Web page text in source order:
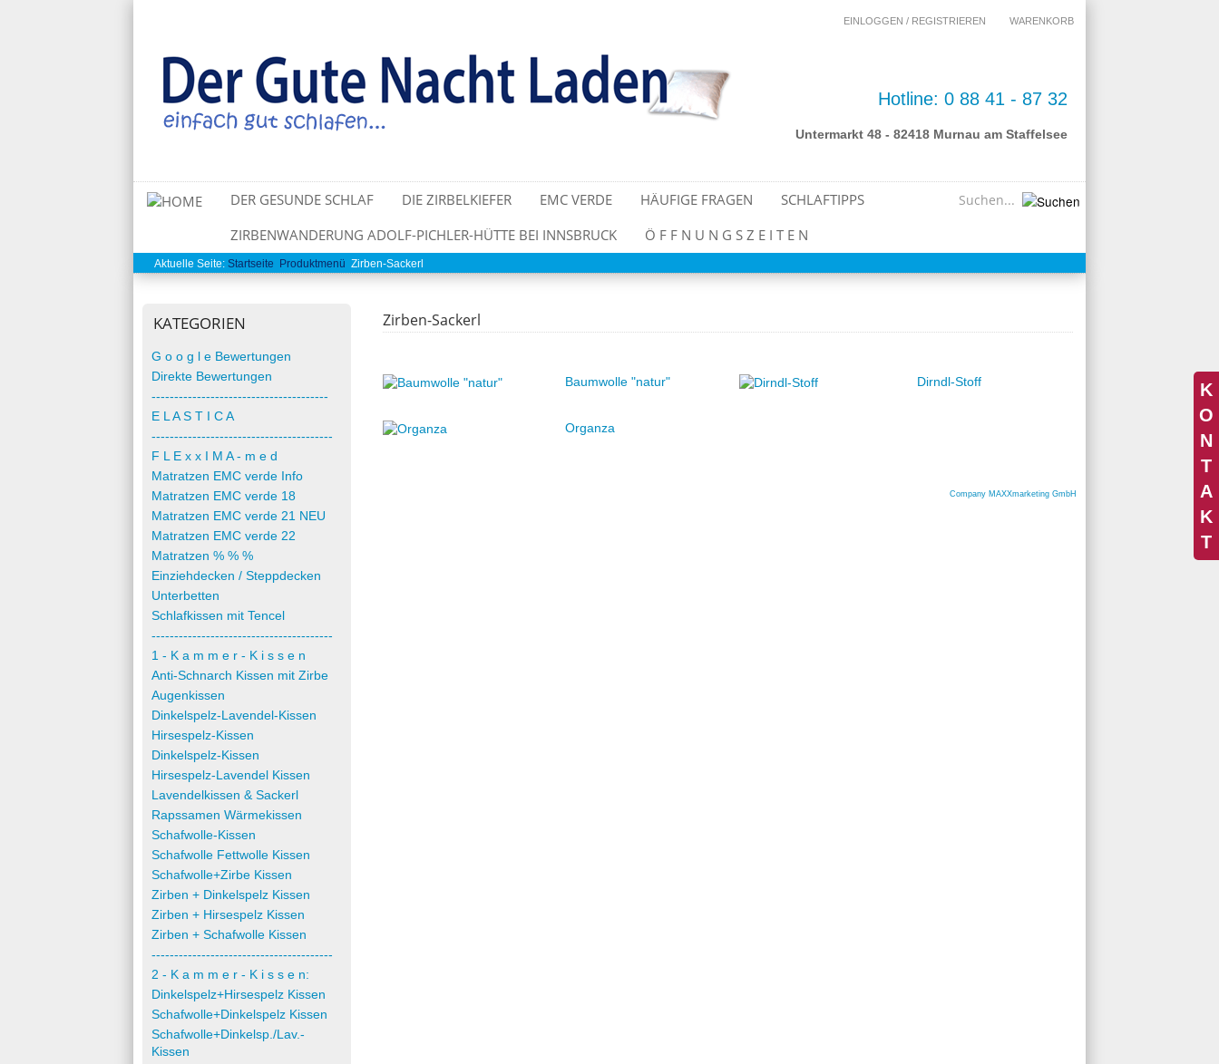
EINLOGGEN / REGISTRIEREN WARENKORB
Hotline: 0 88 41 - 87 32
Untermarkt 48 - 82418 Murnau am Staffelsee
DER GESUNDE SCHLAF DIE ZIRBELKIEFER EMC VERDE HÄUFIGE FRAGEN
SCHLAFTIPPS
ZIRBENWANDERUNG ADOLF-PICHLER-HÜTTE BEI INNSBRUCK
Ö F F N U N G S Z E I T E N
Aktuelle Seite: Startseite Produktmenü Zirben-Sackerl
KATEGORIEN
G o o g l e Bewertungen
Direkte Bewertungen
---------------------------------------
E L A S T I C A
----------------------------------------
F L E x x I M A - m e d
Matratzen EMC verde Info
Matratzen EMC verde 18
Matratzen EMC verde 21 NEU
Matratzen EMC verde 22
Matratzen % % %
Einziehdecken / Steppdecken
Unterbetten
Schlafkissen mit Tencel
----------------------------------------
1 - K a m m e r - K i s s e n
Anti-Schnarch Kissen mit Zirbe
Augenkissen
Dinkelspelz-Lavendel-Kissen
Hirsespelz-Kissen
Dinkelspelz-Kissen
Hirsespelz-Lavendel Kissen
Lavendelkissen & Sackerl
Rapssamen Wärmekissen
Schafwolle-Kissen
Schafwolle Fettwolle Kissen
Schafwolle+Zirbe Kissen
Zirben + Dinkelspelz Kissen
Zirben + Hirsespelz Kissen
Zirben + Schafwolle Kissen
----------------------------------------
2 - K a m m e r - K i s s e n:
Dinkelspelz+Hirsespelz Kissen
Schafwolle+Dinkelspelz Kissen
Schafwolle+Dinkelsp./Lav.-
Kissen
Zirben-Sackerl
Baumwolle "natur" Dirndl-Stoff
Organza
Company MAXXmarketing GmbH
K
O
N
T
A
K
T